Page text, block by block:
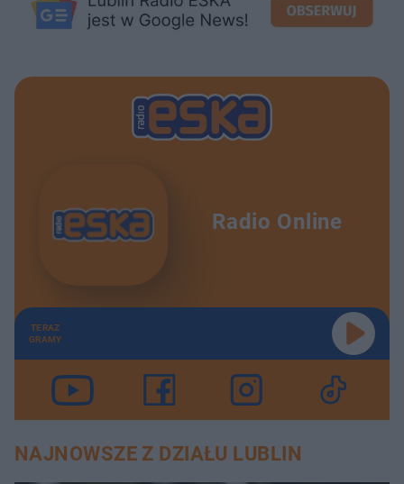
Radio Online
TERAZ
GRAMY
NAJNOWSZE Z DZIAŁU LUBLIN